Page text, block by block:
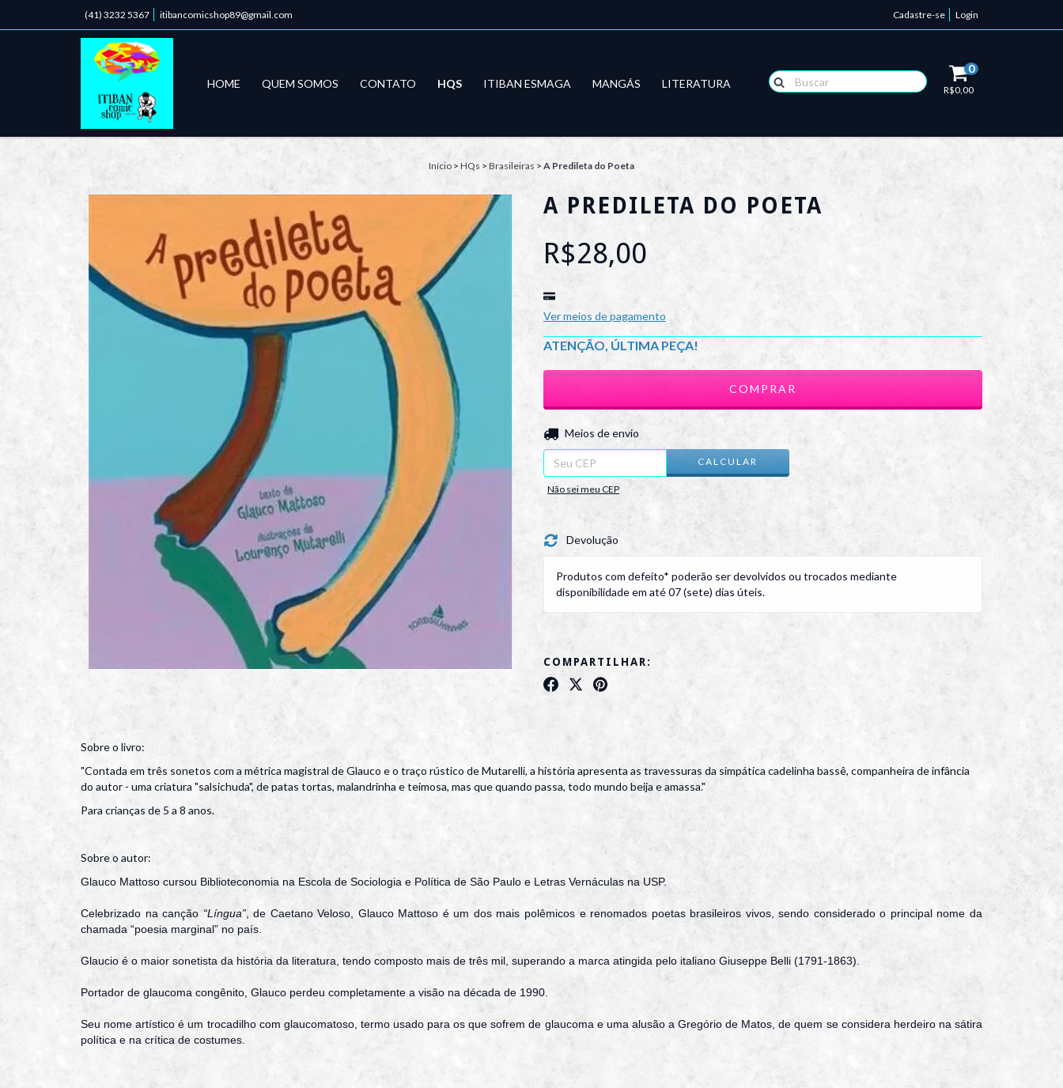
(41) 3232 5367 itibancomicshop89@gmail.com Cadastre-se Login
HOME QUEM SOMOS CONTATO HQS ITIBAN ESMAGA MANGÁS LITERATURA
0
R$0,00
Início > HQs > Brasileiras > A Predileta do Poeta
A PREDILETA DO POETA
R$28,00
Ver meios de pagamento
ATENÇÃO, ÚLTIMA PEÇA!
Entregas para o CEP:
Meios de envio
CALCULAR
Não sei meu CEP
Devolução
Produtos com defeito* poderão ser devolvidos ou trocados mediante
disponibilidade em até 07 (sete) dias úteis.
COMPARTILHAR:
Sobre o livro:
"Contada em três sonetos com a métrica magistral de Glauco e o traço rústico de Mutarelli, a história apresenta as travessuras da simpática cadelinha bassê, companheira de infância
do autor - uma criatura "salsichuda", de patas tortas, malandrinha e teimosa, mas que quando passa, todo mundo beija e amassa."
Para crianças de 5 a 8 anos.
Sobre o autor:
Glauco Mattoso cursou Biblioteconomia na Escola de Sociologia e Política de São Paulo e Letras Vernáculas na USP.
Celebrizado na canção “Língua”, de Caetano Veloso, Glauco Mattoso é um dos mais polêmicos e renomados poetas brasileiros vivos, sendo considerado o principal nome da
chamada “poesia marginal” no país.
Glaucio é o maior sonetista da história da literatura, tendo composto mais de três mil, superando a marca atingida pelo italiano Giuseppe Belli (1791-1863).
Portador de glaucoma congênito, Glauco perdeu completamente a visão na década de 1990.
Seu nome artístico é um trocadilho com glaucomatoso, termo usado para os que sofrem de glaucoma e uma alusão a Gregório de Matos, de quem se considera herdeiro na sátira
política e na crítica de costumes.